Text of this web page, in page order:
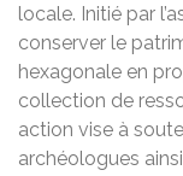
locale. Initié par
conserver le
hexagonale en
collection de
action vise à
archéologues